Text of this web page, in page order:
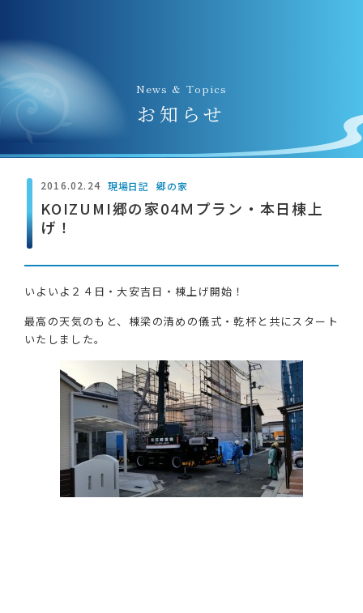
News & Topics
お知らせ
2016.02.24 現場日記 郷の家
KOIZUMI郷の家04Ｍプラン・本日棟上
げ！
いよいよ２４日・大安吉日・棟上げ開始！
最高の天気のもと、棟梁の清めの儀式・乾杯と共にスタート
いたしました。